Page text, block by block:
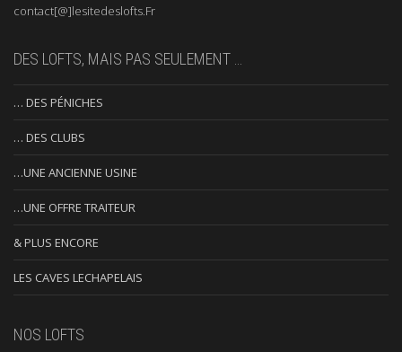
contact[@]lesitedeslofts.Fr
DES LOFTS, MAIS PAS SEULEMENT …
… DES PÉNICHES
… DES CLUBS
…UNE ANCIENNE USINE
…UNE OFFRE TRAITEUR
& PLUS ENCORE
LES CAVES LECHAPELAIS
NOS LOFTS